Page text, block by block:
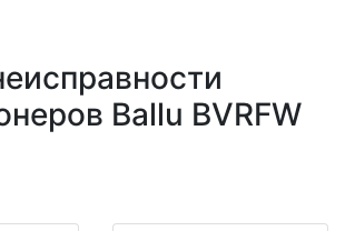
Ballu BVRFW